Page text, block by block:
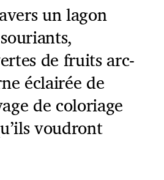
un lagon
de fruits arc-
éclairée de
de coloriage
voudront